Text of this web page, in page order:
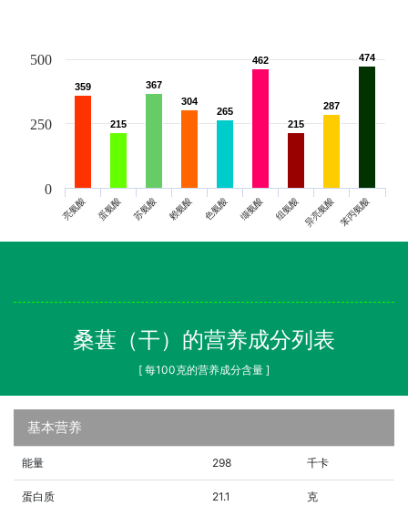
359
359
215
215
367
367
304
304
265
265
462
462
215
215
287
287
474
474
亮氨酸 蛋氨酸 苏氨酸 赖氨酸 色氨酸 缬氨酸 组氨酸 异亮氨酸苯丙氨酸
0
250
500
桑葚（干）的营养成分列表
[ 每100克的营养成分含量 ]
基本营养
能量 298 千卡
蛋白质 21.1 克